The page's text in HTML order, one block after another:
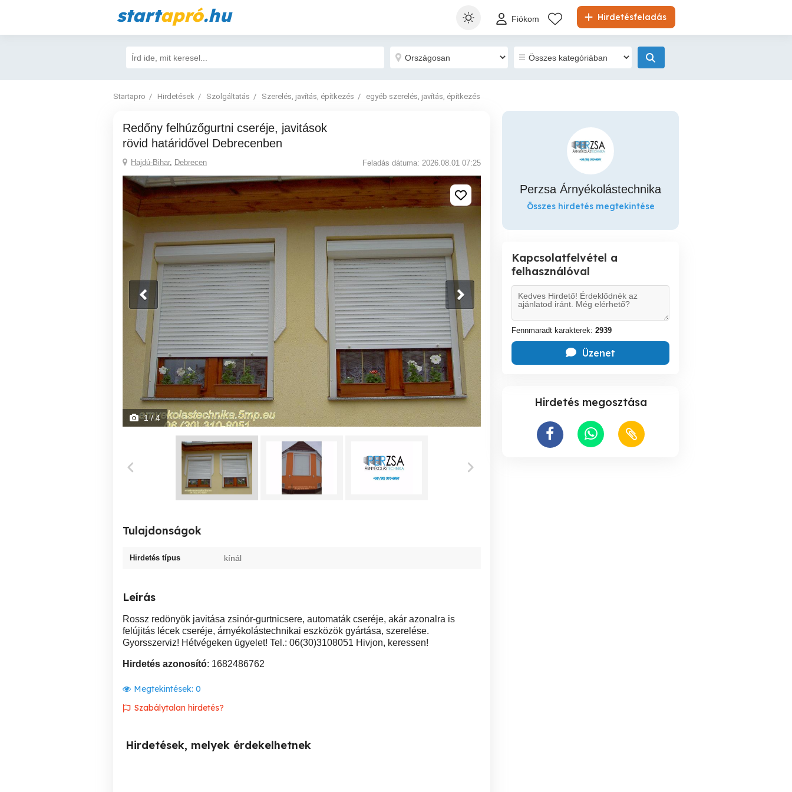
startapró.hu Hirdetésfeladás
Fiókom
Startapro Hirdetések Szolgáltatás Szerelés, javítás, építkezés egyéb szerelés, javítás, építkezés
Redőny felhúzőgurtni cseréje, javitások
rövid határidővel Debrecenben
Hajdú-Bihar, Debrecen Feladás dátuma: 2026.08.01 07:25
1/ 4
Tulajdonságok
Hirdetés típus kínál
Leírás
Rossz redönyök javitása zsinór-gurtnicsere, automaták cseréje, akár azonalra is
felújitás lécek cseréje, árnyékolástechnikai eszközök gyártása, szerelése.
Gyorsszerviz! Hétvégeken ügyelet! Tel.: 06(30)3108051 Hivjon, keressen!
Hirdetés azonosító: 1682486762
Megtekintések: 0
Szabálytalan hirdetés?
Hirdetések, melyek érdekelhetnek
Perzsa Árnyékolástechnika
Összes hirdetés megtekintése
Kapcsolatfelvétel a
felhasználóval
Fennmaradt karakterek: 2939
Üzenet
Hirdetés megosztása